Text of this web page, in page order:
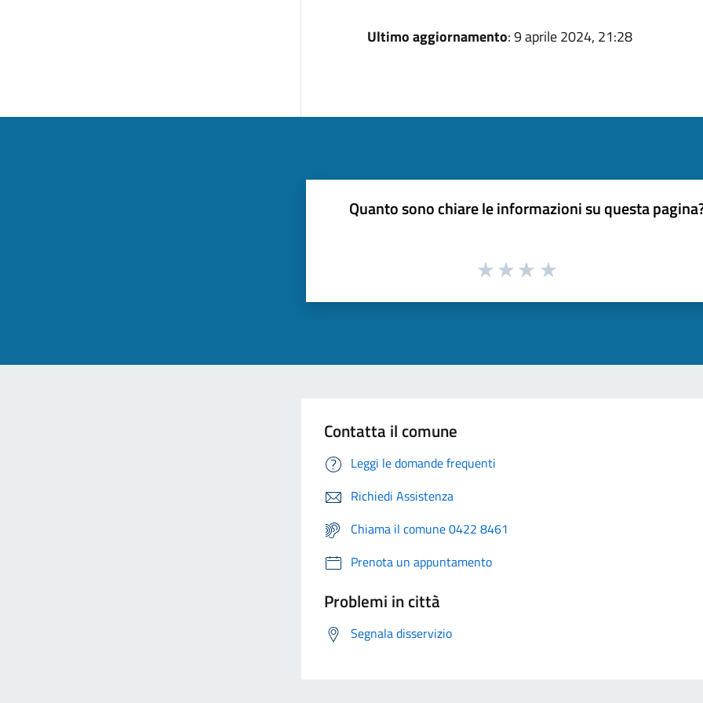
Ultimo aggiornamento: 9 aprile 2024, 21:28
Quanto sono chiare le informazioni su questa
Contatta il comune
Leggi le domande frequenti
Richiedi Assistenza
Chiama il comune 0422 8461
Prenota un appuntamento
Problemi in città
Segnala disservizio